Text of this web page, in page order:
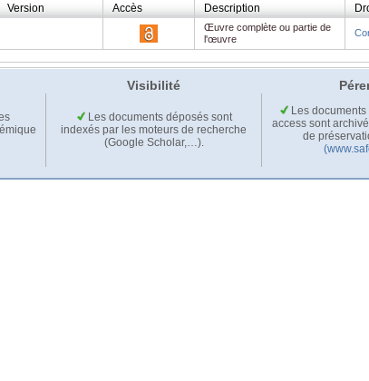
Version Accès Description
Œuvre complète ou partie de
l'œuvre
Visibilité
Les documents déposés sont
indexés par les moteurs de recherche
(Google Scholar,…).
Les
access sont
de